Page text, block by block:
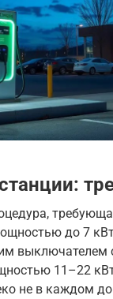
до 7
выключателем
11–22
не в каждом